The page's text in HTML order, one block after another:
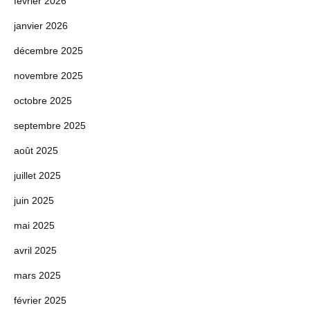
janvier 2026
décembre 2025
novembre 2025
octobre 2025
septembre 2025
août 2025
juillet 2025
juin 2025
mai 2025
avril 2025
mars 2025
février 2025